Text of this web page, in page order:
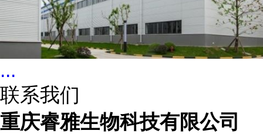
...
联系我们
重庆睿雅生物科技有限公司